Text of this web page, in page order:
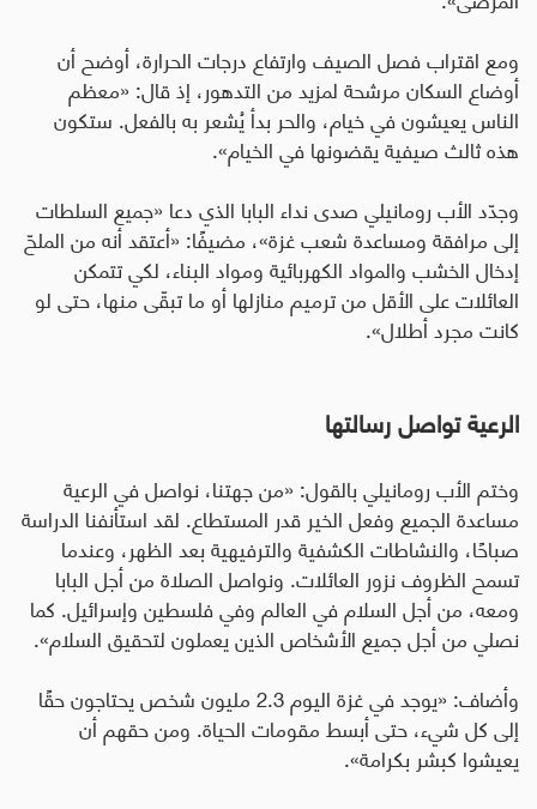
ومع اقتراب فصل الصيف وارتفاع درجات الحرارة، أوضح أن
أوضاع السكان مرشحة لمزيد من التدهور، إذ قال: «معظم
الناس يعيشون في خيام، والحر بدأ يُشعر به بالفعل. ستكون
هذه ثالث صيفية يقضونها في الخيام».
وجدّد الأب رومانيلي صدى نداء البابا الذي دعا «جميع السلطات
إلى مرافقة ومساعدة شعب غزة»، مضيفًا: «أعتقد أنه من الملحّ
إدخال الخشب والمواد الكهربائية ومواد البناء، لكي تتمكن
العائلات على الأقل من ترميم منازلها أو ما تبقّى منها، حتى لو
كانت مجرد أطلال».
الرعية تواصل رسالتها
وختم الأب رومانيلي بالقول: «من جهتنا، نواصل في الرعية
مساعدة الجميع وفعل الخير قدر المستطاع. لقد استأنفنا الدراسة
صباحًا، والنشاطات الكشفية والترفيهية بعد الظهر، وعندما
تسمح الظروف نزور العائلات. ونواصل الصلاة من أجل البابا
ومعه، من أجل السلام في العالم وفي فلسطين وإسرائيل. كما
نصلي من أجل جميع الأشخاص الذين يعملون لتحقيق السلام».
وأضاف: «يوجد في غزة اليوم 2.3 مليون شخص يحتاجون حقًا
إلى كل شيء، حتى أبسط مقومات الحياة. ومن حقهم أن
يعيشوا كبشر بكرامة».